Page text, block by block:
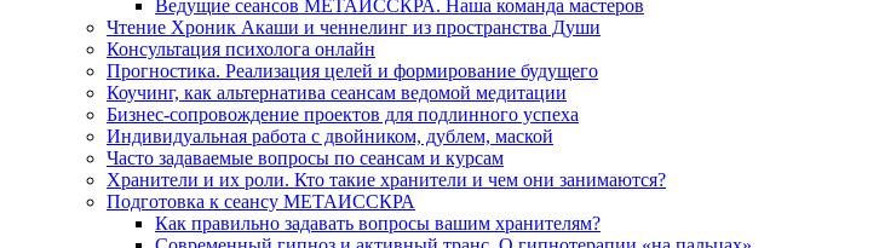
Ведущие сеансов МЕТАИССКРА. Наша команда мастеров
Чтение Хроник Акаши и ченнелинг из пространства Души
Консультация психолога онлайн
Прогностика. Реализация целей и формирование будущего
Коучинг, как альтернатива сеансам ведомой медитации
Бизнес-сопровождение проектов для подлинного успеха
Индивидуальная работа с двойником, дублем, маской
Часто задаваемые вопросы по сеансам и курсам
Хранители и их роли. Кто такие хранители и чем они занимаются?
Подготовка к сеансу МЕТАИССКРА
Как правильно задавать вопросы вашим хранителям?